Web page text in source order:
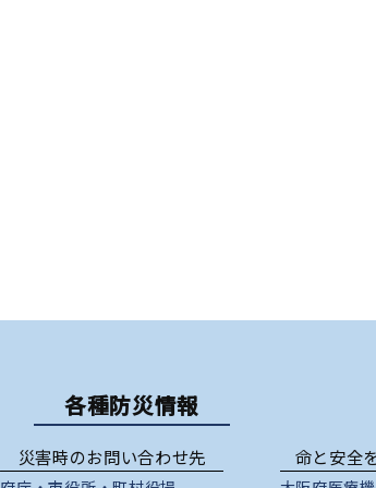
各種防災情報
災害時のお問い合わせ先 命と安全